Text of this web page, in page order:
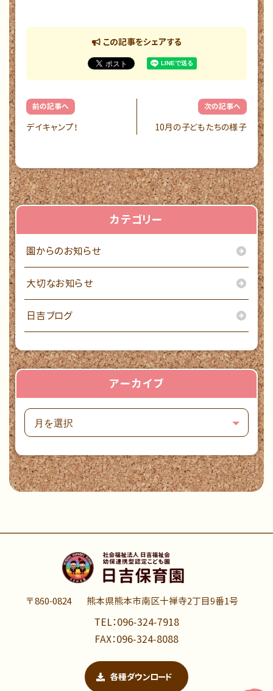
この記事をシェアする
前の記事へ
デイキャンプ！
次の記事へ
10月の子どもたちの様子
カテゴリー
園からのお知らせ
大切なお知らせ
日吉ブログ
アーカイブ
〒860-0824 熊本県熊本市南区十禅寺2丁目9番1号
TEL：096-324-7918
FAX：096-324-8088
各種ダウンロード